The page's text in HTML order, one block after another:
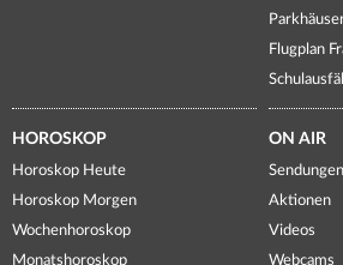
Flugplan
HOROSKOP
Horoskop Heute
Horoskop Morgen
Wochenhoroskop
Monatshoroskop
ON AIR
Sendungen
Aktionen
Videos
Webcams